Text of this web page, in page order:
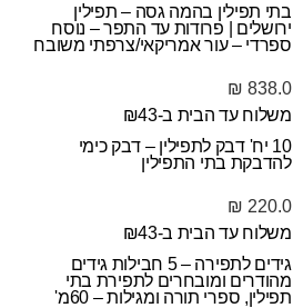
בתי תפילין בהמה גסה – תפילין
ירושלים | פרודות עד התפר – נוסח
ספרדי – עור אמריקאי/צרפתי משובח
838.0
₪
משלוח עד הבית ב-₪43
10 יח' דבק לתפילין – דבק כימי
להדבקת בתי התפילין
220.0
₪
משלוח עד הבית ב-₪43
גידים לתפירה – 5 חבילות גידים
מהודרים ומובחרים לתפירת בתי
תפילין, ספרי תורה ומגילות – 60מ'